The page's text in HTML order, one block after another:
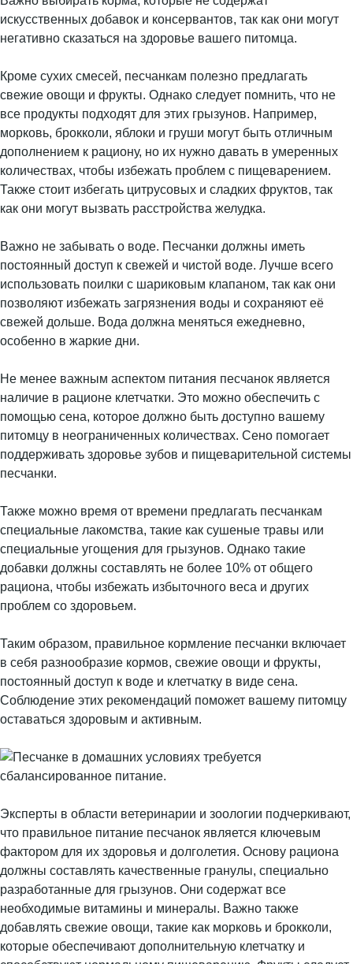
искусственных добавок и консервантов, так как они могут
негативно сказаться на здоровье вашего питомца.
Кроме сухих смесей, песчанкам полезно предлагать
свежие овощи и фрукты. Однако следует помнить, что не
все продукты подходят для этих грызунов. Например,
морковь, брокколи, яблоки и груши могут быть отличным
дополнением к рациону, но их нужно давать в умеренных
количествах, чтобы избежать проблем с пищеварением.
Также стоит избегать цитрусовых и сладких фруктов, так
как они могут вызвать расстройства желудка.
Важно не забывать о воде. Песчанки должны иметь
постоянный доступ к свежей и чистой воде. Лучше всего
использовать поилки с шариковым клапаном, так как они
позволяют избежать загрязнения воды и сохраняют её
свежей дольше. Вода должна меняться ежедневно,
особенно в жаркие дни.
Не менее важным аспектом питания песчанок является
наличие в рационе клетчатки. Это можно обеспечить с
помощью сена, которое должно быть доступно вашему
питомцу в неограниченных количествах. Сено помогает
поддерживать здоровье зубов и пищеварительной системы
песчанки.
Также можно время от времени предлагать песчанкам
специальные лакомства, такие как сушеные травы или
специальные угощения для грызунов. Однако такие
добавки должны составлять не более 10% от общего
рациона, чтобы избежать избыточного веса и других
проблем со здоровьем.
Таким образом, правильное кормление песчанки включает
в себя разнообразие кормов, свежие овощи и фрукты,
постоянный доступ к воде и клетчатку в виде сена.
Соблюдение этих рекомендаций поможет вашему питомцу
оставаться здоровым и активным.
Эксперты в области ветеринарии и зоологии подчеркивают,
что правильное питание песчанок является ключевым
фактором для их здоровья и долголетия. Основу рациона
должны составлять качественные гранулы, специально
разработанные для грызунов. Они содержат все
необходимые витамины и минералы. Важно также
добавлять свежие овощи, такие как морковь и брокколи,
которые обеспечивают дополнительную клетчатку и